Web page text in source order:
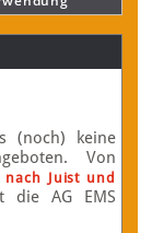
(noch) keine
Von
nach Juist und
die AG EMS